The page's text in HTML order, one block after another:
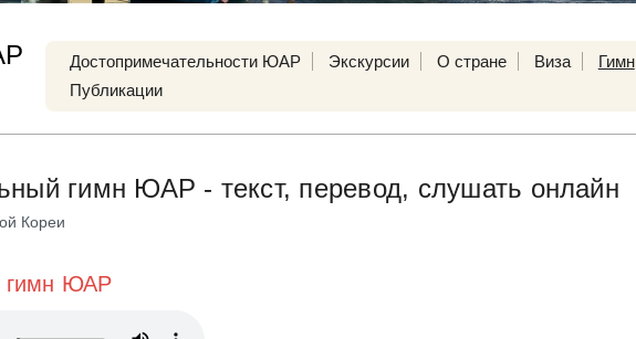
Достопримечательности ЮАР Экскурсии О стране Виза Гимн
Публикации
гимн ЮАР - текст, перевод, слушать онлайн
Кореи
гимн ЮАР